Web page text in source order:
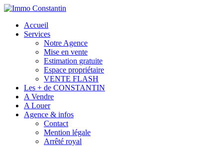
Accueil
Services
Notre Agence
Mise en vente
Estimation gratuite
Espace propriétaire
VENTE FLASH
Les + de CONSTANTIN
A Vendre
A Louer
Agence & infos
Contact
Mention légale
Arrêté royal